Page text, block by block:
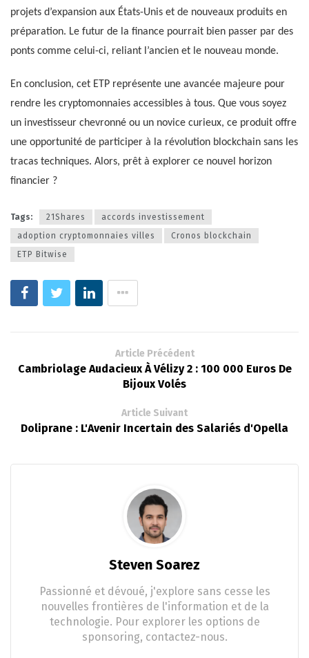
projets d’expansion aux États-Unis et de nouveaux produits en
préparation. Le futur de la finance pourrait bien passer par des
ponts comme celui-ci, reliant l’ancien et le nouveau monde.
En conclusion, cet ETP représente une avancée majeure pour
rendre les cryptomonnaies accessibles à tous. Que vous soyez
un investisseur chevronné ou un novice curieux, ce produit offre
une opportunité de participer à la révolution blockchain sans les
tracas techniques. Alors, prêt à explorer ce nouvel horizon
financier ?
Tags: 21Shares
accords investissement
adoption cryptomonnaies villes
Cronos blockchain
ETP Bitwise
Article Précédent
Cambriolage Audacieux À Vélizy 2 : 100 000 Euros De
Bijoux Volés
Article Suivant
Doliprane : L'Avenir Incertain des Salariés d'Opella
Steven Soarez
Passionné et dévoué, j'explore sans cesse les
nouvelles frontières de l'information et de la
technologie. Pour explorer les options de
sponsoring, contactez-nous.